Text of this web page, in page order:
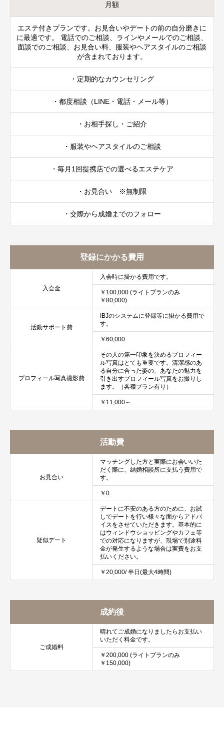
月額
エステ付きプランです。お見合いやデートの前の自分磨きに
に最適です。 電話でのご相談、ラインやメールでのご相談、
面談でのご相談、お見合い料、服装やヘアスタイルのご相談
が含まれております。
・定期的なカウンセリング
・都度相談（LINE・電話・メール等）
・お相手探し・ご紹介
・服装やヘアスタイルのご相談
・毎月1回提携店での選べるエステケア
・お見合い ※無制限
・交際から成婚までのフォロー
登録にかかる費用
入会金
入会時に掛かる費用です。
￥100,000 (ライトプランのみ
￥80,000)
活動サポート費
IBJのシステムに登録等に掛かる費用で
す。
￥60,000
プロフィール写真撮影費
その人の第一印象を決めるプロフィー
ル写真はとても重要です。清潔感のあ
る自分に合った姿の、あなたの魅力を
引き出すプロフィール写真をお撮りし
ます。（各種プラン有り）
￥11,000～
活動費
お見合い
マッチングした方と実際にお会いいた
だく際に、結婚相談所に支払う費用で
す。
￥0
疑似デート
デートに不安のある方のために、お試
しでデートを行い様々な面からアドバ
イスをさせていただきます。基本的に
はウィンドウショッピングやカフェ等
での対応になりますが、現場で別途料
金が発生するような場合は実費をお支
払いください。
￥20,000/ 半日(最大4時間)
成約後
ご成婚料
晴れてご成婚になりましたらお支払い
いただく料金です。
￥200,000 (ライトプランのみ
￥150,000)